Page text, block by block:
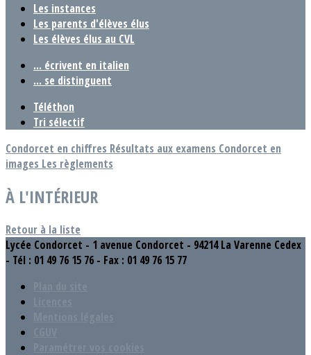
Les instances
Les parents d'élèves élus
Les élèves élus au CVL
... écrivent en italien
... se distinguent
Téléthon
Tri sélectif
Condorcet en chiffres Résultats aux examens Condorcet en
images Les règlements
À L'INTÉRIEUR
Retour à la liste
Lycée Condorcet - 1 avenue Condorcet - 94214 La Varenne Cedex
- Tél : 01 49 76 15 76 - Fax : 01 49 76 15 77